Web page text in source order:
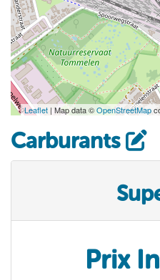
Leaflet | Map data ©OpenStreetMap
Carburants
Prix